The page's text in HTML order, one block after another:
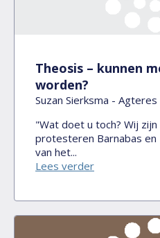
Theosis – kunnen
worden?
Suzan Sierksma - Agteres
"Wat doet u toch? Wij
protesteren Barnabas en
van het...
Lees verder